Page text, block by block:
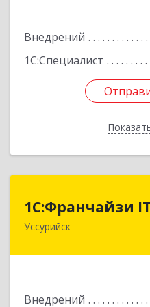
Внедрений
1С:Специалист
1С:Франчайзи
Уссурийск
Внедрений